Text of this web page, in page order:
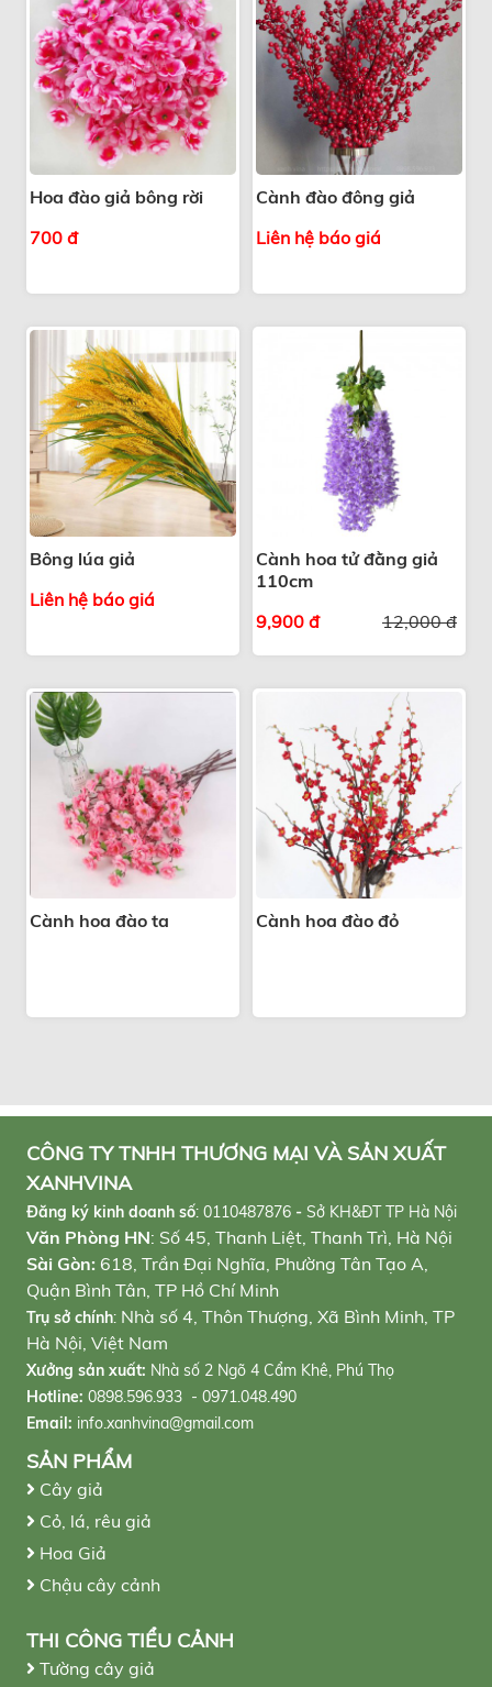
Hoa đào giả bông rời
700 đ
Cành đào đông giả
Liên hệ báo giá
Bông lúa giả
Liên hệ báo giá
Cành hoa tử đằng giả
110cm
12,000 đ
9,900 đ
Cành hoa đào ta Cành hoa đào đỏ
CÔNG TY TNHH THƯƠNG MẠI VÀ SẢN XUẤT
XANHVINA
Đăng ký kinh doanh số: 0110487876 - Sở KH&ĐT TP Hà Nội
Văn Phòng HN: Số 45, Thanh Liệt, Thanh Trì, Hà Nội
Sài Gòn: 618, Trần Đại Nghĩa, Phường Tân Tạo A,
Quận Bình Tân, TP Hồ Chí Minh
Trụ sở chính: Nhà số 4, Thôn Thượng, Xã Bình Minh, TP
Hà Nội, Việt Nam
Xưởng sản xuất: Nhà số 2 Ngõ 4 Cẩm Khê, Phú Thọ
Hotline: 0898.596.933 - 0971.048.490
Email: info.xanhvina@gmail.com
SẢN PHẨM
Cây giả
Cỏ, lá, rêu giả
Hoa Giả
Chậu cây cảnh
THI CÔNG TIỂU CẢNH
Tường cây giả